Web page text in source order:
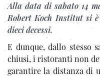
Alla data di sabato 14
Robert Koch Institut si
dieci decessi.
E dunque, dallo stesso
chiusi, i ristoranti non
garantire la distanza di